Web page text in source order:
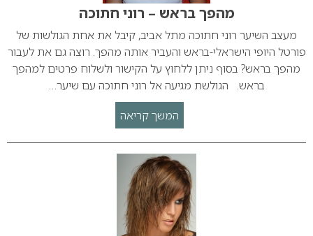
מהפך בראש – רוני חתוכה
מעצב השיער רוני חתוכה מתל אביב, קיבל את אחת הגולשות של
פורטל היופי הישראלי-בראש והעביר אותה מהפך. רוצה גם את לעבור
מהפך בראש? בסוף ניתן ללחוץ על הקישור ולשלוח פרטים למהפך
בראש. הגולשת מגיעה אל רוני חתוכה עם שיער…
המשך קריאה